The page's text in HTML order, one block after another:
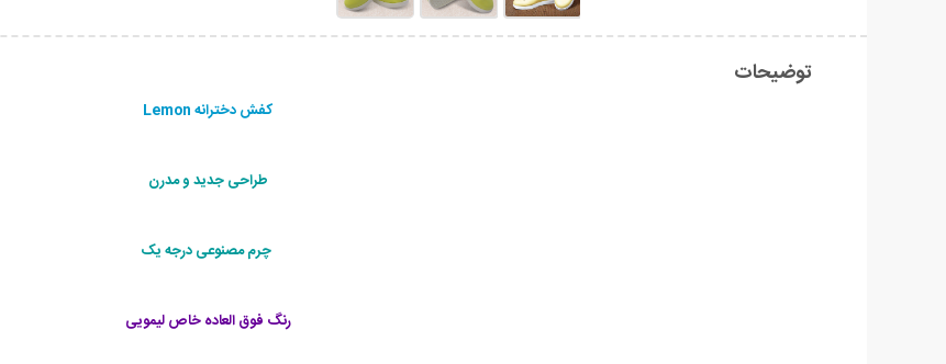
توضیحات
کفش دخترانه Lemon
طراحی جدید و مدرن
چرم مصنوعی درجه یک
رنگ فوق العاده خاص لیمویی